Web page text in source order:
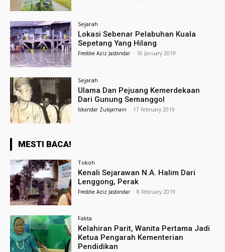
Sejarah
Lokasi Sebenar Pelabuhan Kuala
Sepetang Yang Hilang
Freddie Aziz Jasbindar - 16 January 2019
Sejarah
Ulama Dan Pejuang Kemerdekaan
Dari Gunung Semanggol
Iskandar Zulqarnain - 17 February 2019
MESTI BACA!
Tokoh
Kenali Sejarawan N.A. Halim Dari
Lenggong, Perak
Freddie Aziz Jasbindar - 8 February 2019
Fakta
Kelahiran Parit, Wanita Pertama Jadi
Ketua Pengarah Kementerian
Pendidikan